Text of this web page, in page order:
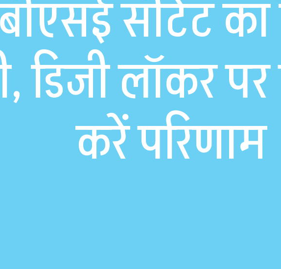
सीटेट
डिजी लॉकर
करें परिणाम